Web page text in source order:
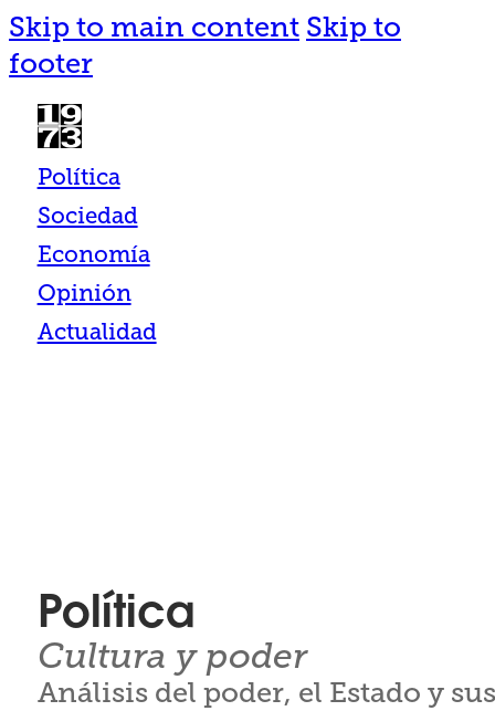
Skip to main content Skip to
footer
Política
Sociedad
Economía
Opinión
Actualidad
Política
Cultura y poder
Análisis del poder, el Estado y